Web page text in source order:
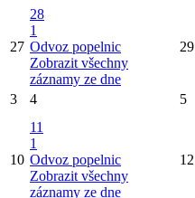
27
28
1
Odvoz popelnic
Zobrazit všechny
záznamy ze dne
29
3 4 5
10
11
1
Odvoz popelnic
Zobrazit všechny
záznamy ze dne
12